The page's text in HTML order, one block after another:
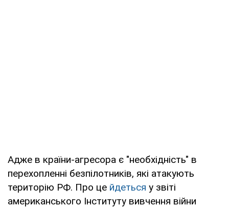
Адже в країни-агресора є "необхідність" в
перехопленні безпілотників, які атакують
територію РФ. Про це йдеться у звіті
американського Інституту вивчення війни